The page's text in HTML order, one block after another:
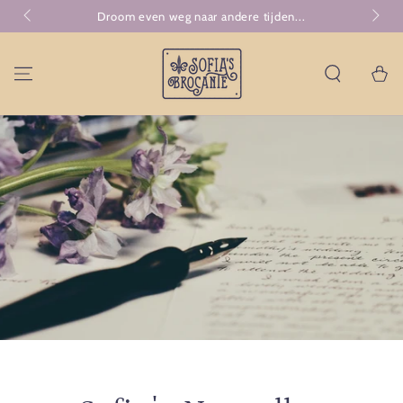
GA NAAR
CONTENT
Droom even weg naar andere tijden...